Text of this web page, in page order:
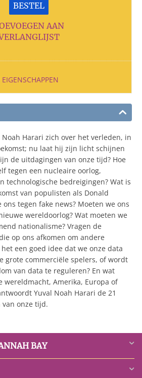
BESTEL
AAN
EIGENSCHAPPEN
Noah Harari zich over het verleden, in
nu laat hij zijn licht schijnen
de uitdagingen van onze tijd? Hoe
tegen een nucleaire oorlog,
technologische bedreigingen? Wat is
van populisten als Donald
ons tegen fake news? Moeten we ons
wereldoorlog? Wat moeten we
nationalisme? Vragen de
op ons afkomen om andere
een goed idee dat we onze data
grote commerciële spelers, of wordt
van data te reguleren? En wat
wereldmacht, Amerika, Europa of
Yuval Noah Harari de 21
van onze tijd.
BAY